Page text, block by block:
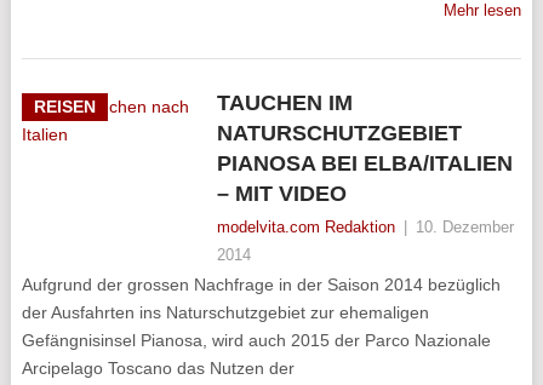
Mehr lesen
REISEN
TAUCHEN IM
NATURSCHUTZGEBIET
PIANOSA BEI ELBA/ITALIEN
– MIT VIDEO
modelvita.com Redaktion
10. Dezember
2014
Aufgrund der grossen Nachfrage in der Saison 2014 bezüglich
der Ausfahrten ins Naturschutzgebiet zur ehemaligen
Gefängnisinsel Pianosa, wird auch 2015 der Parco Nazionale
Arcipelago Toscano das Nutzen der